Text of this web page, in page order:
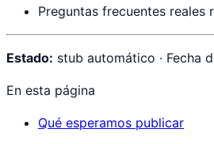
Preguntas frecuentes reales
Estado: stub automático · Fecha
En esta página
Qué esperamos publicar